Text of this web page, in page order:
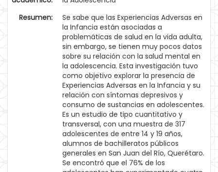
Resumen:
Se sabe que las Experiencias Adversas en
la Infancia están asociadas a
problemáticas de salud en la vida adulta,
sin embargo, se tienen muy pocos datos
sobre su relación con la salud mental en
la adolescencia. Esta investigación tuvo
como objetivo explorar la presencia de
Experiencias Adversas en la Infancia y su
relación con síntomas depresivos y
consumo de sustancias en adolescentes.
Es un estudio de tipo cuantitativo y
transversal, con una muestra de 317
adolescentes de entre 14 y 19 años,
alumnos de bachilleratos públicos
generales en San Juan del Río, Querétaro.
Se encontró que el 76% de los